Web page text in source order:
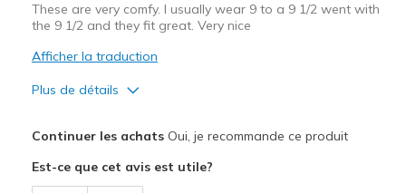
These are very comfy. I usually wear 9 to a 9 1/2 went with
the 9 1/2 and they fit great. Very nice
Afficher la traduction
Plus de détails
Breathe Well
Continuer les achatsOui, je recommande ce produit
Est-ce que cet avis est utile?